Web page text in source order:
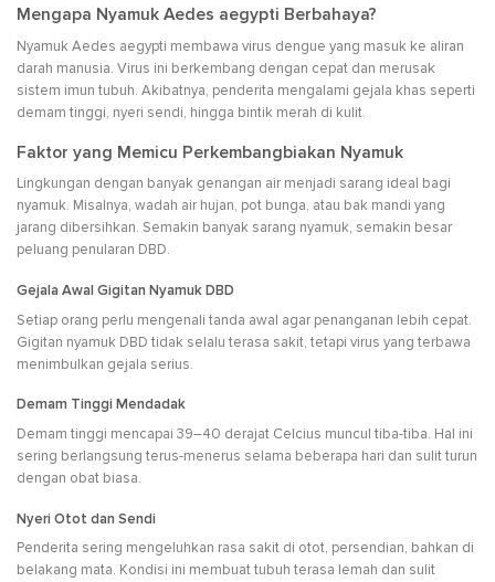
Mengapa Nyamuk Aedes aegypti Berbahaya?
Nyamuk Aedes aegypti membawa virus dengue yang masuk ke aliran
darah manusia. Virus ini berkembang dengan cepat dan merusak
sistem imun tubuh. Akibatnya, penderita mengalami gejala khas seperti
demam tinggi, nyeri sendi, hingga bintik merah di kulit.
Faktor yang Memicu Perkembangbiakan Nyamuk
Lingkungan dengan banyak genangan air menjadi sarang ideal bagi
nyamuk. Misalnya, wadah air hujan, pot bunga, atau bak mandi yang
jarang dibersihkan. Semakin banyak sarang nyamuk, semakin besar
peluang penularan DBD.
Gejala Awal Gigitan Nyamuk DBD
Setiap orang perlu mengenali tanda awal agar penanganan lebih cepat.
Gigitan nyamuk DBD tidak selalu terasa sakit, tetapi virus yang terbawa
menimbulkan gejala serius.
Demam Tinggi Mendadak
Demam tinggi mencapai 39–40 derajat Celcius muncul tiba-tiba. Hal ini
sering berlangsung terus-menerus selama beberapa hari dan sulit turun
dengan obat biasa.
Nyeri Otot dan Sendi
Penderita sering mengeluhkan rasa sakit di otot, persendian, bahkan di
belakang mata. Kondisi ini membuat tubuh terasa lemah dan sulit